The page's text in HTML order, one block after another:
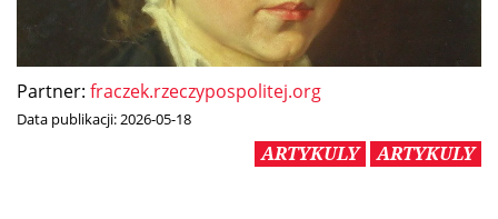
Partner: fraczek.rzeczypospolitej.org
Data publikacji:2026-05-18
ARTYKULY ARTYKULY